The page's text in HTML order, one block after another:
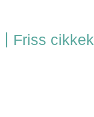
Friss cikkek